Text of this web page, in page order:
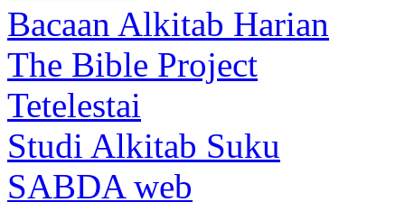
Bacaan Alkitab Harian
The Bible Project
Tetelestai
Studi Alkitab Suku
SABDA web